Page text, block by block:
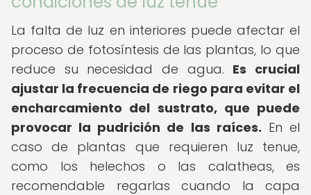
La falta de luz en interiores puede afectar el
proceso de fotosíntesis de las plantas, lo que
reduce su necesidad de agua. Es crucial
ajustar la frecuencia de riego para evitar el
encharcamiento del sustrato, que puede
provocar la pudrición de las raíces. En el
caso de plantas que requieren luz tenue,
como los helechos o las calatheas, es
recomendable regarlas cuando la capa